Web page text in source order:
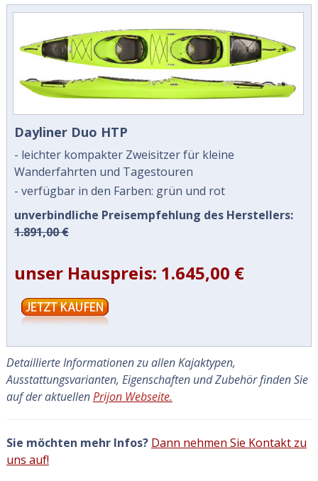
Dayliner Duo HTP
- leichter kompakter Zweisitzer für kleine
Wanderfahrten und Tagestouren
- verfügbar in den Farben: grün und rot
unverbindliche Preisempfehlung des Herstellers:
1.891,00 €
unser Hauspreis: 1.645,00 €
Detaillierte Informationen zu allen Kajaktypen,
Ausstattungsvarianten, Eigenschaften und Zubehör finden Sie
auf der aktuellenPrijon Webseite.
Sie möchten mehr Infos? Dann nehmen Sie Kontakt zu
uns auf!